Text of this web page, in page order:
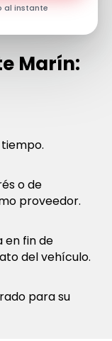
al instante
Marín:
tiempo.
o de
proveedor.
en fin de
del vehículo.
para su